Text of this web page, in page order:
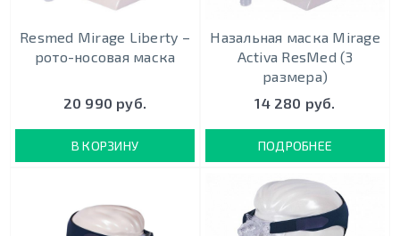
Resmed Mirage Liberty –
рото-носовая маска
20 990 руб.
В КОРЗИНУ
Назальная маска Mirage
Activa ResMed (3
размера)
14 280 руб.
ПОДРОБНЕЕ